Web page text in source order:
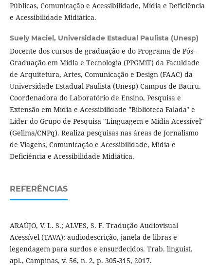
Públicas, Comunicação e Acessibilidade, Mídia e Deficiência
e Acessibilidade Midiática.
Suely Maciel, Universidade Estadual Paulista (Unesp)
Docente dos cursos de graduação e do Programa de Pós-
Graduação em Mídia e Tecnologia (PPGMiT) da Faculdade
de Arquitetura, Artes, Comunicação e Design (FAAC) da
Universidade Estadual Paulista (Unesp) Campus de Bauru.
Coordenadora do Laboratório de Ensino, Pesquisa e
Extensão em Mídia e Acessibilidade "Biblioteca Falada" e
Líder do Grupo de Pesquisa "Linguagem e Mídia Acessível"
(Gelima/CNPq). Realiza pesquisas nas áreas de Jornalismo
de Viagens, Comunicação e Acessibilidade, Mídia e
Deficiência e Acessibilidade Midiática.
REFERÊNCIAS
ARAÚJO, V. L. S.; ALVES, S. F. Tradução Audiovisual
Acessível (TAVA): audiodescrição, janela de libras e
legendagem para surdos e ensurdecidos. Trab. linguist.
apl., Campinas, v. 56, n. 2, p. 305-315, 2017.